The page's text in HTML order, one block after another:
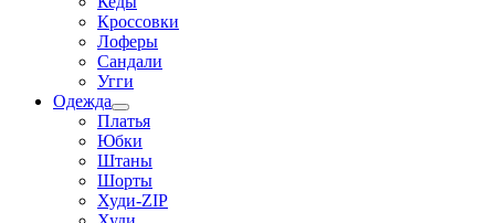
Кроссовки
Лоферы
Сандали
Угги
Одежда
Платья
Юбки
Штаны
Шорты
Худи-ZIP